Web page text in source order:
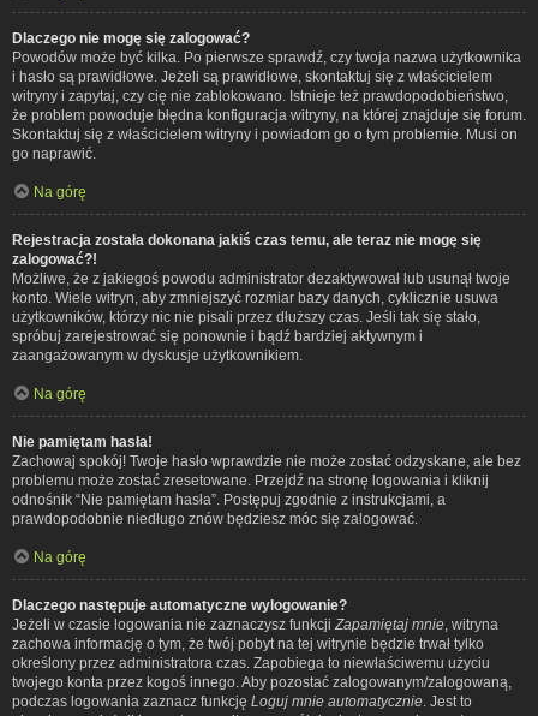
Dlaczego nie mogę się zalogować?
Powodów może być kilka. Po pierwsze sprawdź, czy twoja nazwa użytkownika
i hasło są prawidłowe. Jeżeli są prawidłowe, skontaktuj się z właścicielem
witryny i zapytaj, czy cię nie zablokowano. Istnieje też prawdopodobieństwo,
że problem powoduje błędna konfiguracja witryny, na której znajduje się forum.
Skontaktuj się z właścicielem witryny i powiadom go o tym problemie. Musi on
go naprawić.
Na górę
Rejestracja została dokonana jakiś czas temu, ale teraz nie mogę się
zalogować?!
Możliwe, że z jakiegoś powodu administrator dezaktywował lub usunął twoje
konto. Wiele witryn, aby zmniejszyć rozmiar bazy danych, cyklicznie usuwa
użytkowników, którzy nic nie pisali przez dłuższy czas. Jeśli tak się stało,
spróbuj zarejestrować się ponownie i bądź bardziej aktywnym i
zaangażowanym w dyskusje użytkownikiem.
Na górę
Nie pamiętam hasła!
Zachowaj spokój! Twoje hasło wprawdzie nie może zostać odzyskane, ale bez
problemu może zostać zresetowane. Przejdź na stronę logowania i kliknij
odnośnik “Nie pamiętam hasła”. Postępuj zgodnie z instrukcjami, a
prawdopodobnie niedługo znów będziesz móc się zalogować.
Na górę
Dlaczego następuje automatyczne wylogowanie?
Jeżeli w czasie logowania nie zaznaczysz funkcji Zapamiętaj mnie , witryna
zachowa informację o tym, że twój pobyt na tej witrynie będzie trwał tylko
określony przez administratora czas. Zapobiega to niewłaściwemu użyciu
twojego konta przez kogoś innego. Aby pozostać zalogowanym/zalogowaną,
podczas logowania zaznacz funkcję Loguj mnie automatycznie . Jest to